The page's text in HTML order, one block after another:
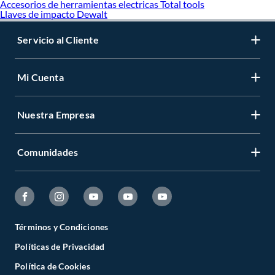
Accesorios de herramientas electricas Total tools
Llaves de impacto Dewalt
Servicio al Cliente
Mi Cuenta
Nuestra Empresa
Comunidades
Términos y Condiciones
Políticas de Privacidad
Política de Cookies